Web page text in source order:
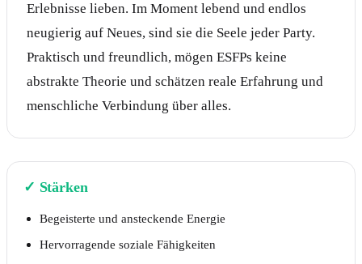
Erlebnisse lieben. Im Moment lebend und endlos
neugierig auf Neues, sind sie die Seele jeder Party.
Praktisch und freundlich, mögen ESFPs keine
abstrakte Theorie und schätzen reale Erfahrung und
menschliche Verbindung über alles.
✓ Stärken
Begeisterte und ansteckende Energie
Hervorragende soziale Fähigkeiten